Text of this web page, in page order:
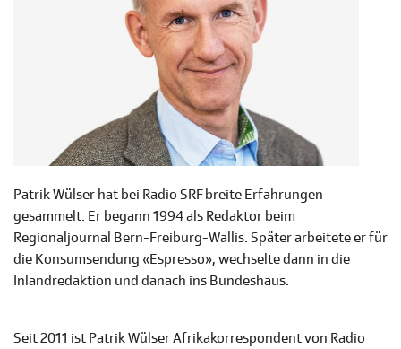
Patrik Wülser hat bei Radio SRF breite Erfahrungen
gesammelt. Er begann 1994 als Redaktor beim
Regionaljournal Bern-Freiburg-Wallis. Später arbeitete er für
die Konsumsendung «Espresso», wechselte dann in die
Inlandredaktion und danach ins Bundeshaus.
Seit 2011 ist Patrik Wülser Afrikakorrespondent von Radio